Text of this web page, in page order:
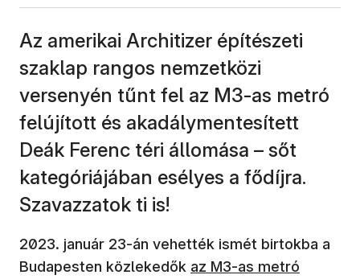
Az amerikai Architizer építészeti
szaklap rangos nemzetközi
versenyén tűnt fel az M3-as metró
felújított és akadálymentesített
Deák Ferenc téri állomása – sőt
kategóriájában esélyes a fődíjra.
Szavazzatok ti is!
2023. január 23-án vehették ismét birtokba a
Budapesten közlekedők (új ablakban nyílik meg)
az M3-as metró